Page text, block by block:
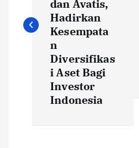
t
dan Avatis,
Hadirkan
Kesempata
n
Diversifikas
i Aset Bagi
Investor
Indonesia